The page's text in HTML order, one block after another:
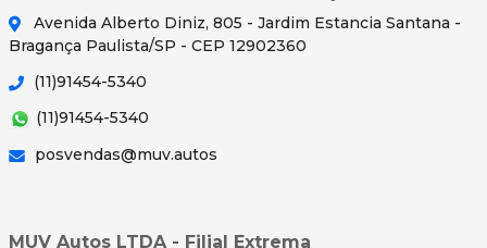
Avenida Alberto Diniz, 805 - Jardim Estancia Santana -
Bragança Paulista/SP - CEP 12902360
(11)91454-5340
(11)91454-5340
posvendas@muv.autos
MUV Autos LTDA - Filial Extrema